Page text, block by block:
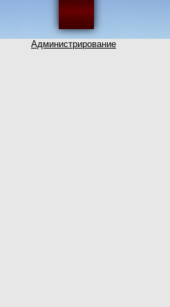
Администрирование